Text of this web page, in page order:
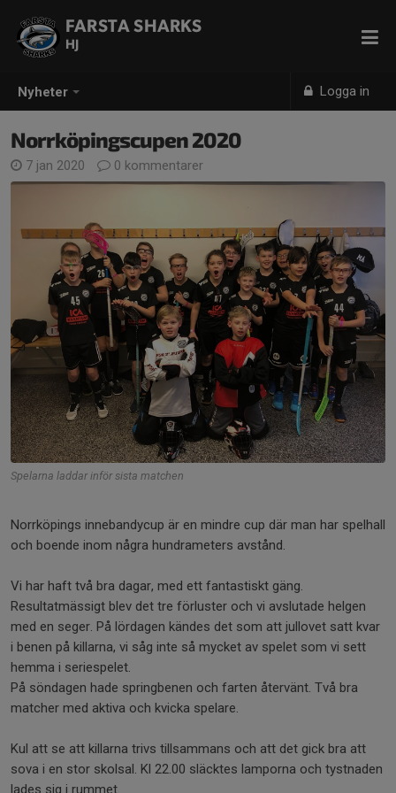
Nyheter Logga in
FARSTA SHARKS
HJ
Norrköpingscupen 2020
7 jan 2020 0 kommentarer
Spelarna laddar inför sista matchen
Norrköpings innebandycup är en mindre cup där man har spelhall
och boende inom några hundrameters avstånd.
Vi har haft två bra dagar, med ett fantastiskt gäng.
Resultatmässigt blev det tre förluster och vi avslutade helgen
med en seger. På lördagen kändes det som att jullovet satt kvar
i benen på killarna, vi såg inte så mycket av spelet som vi sett
hemma i seriespelet.
På söndagen hade springbenen och farten återvänt. Två bra
matcher med aktiva och kvicka spelare.
Kul att se att killarna trivs tillsammans och att det gick bra att
sova i en stor skolsal. Kl 22.00 släcktes lamporna och tystnaden
lades sig i rummet.